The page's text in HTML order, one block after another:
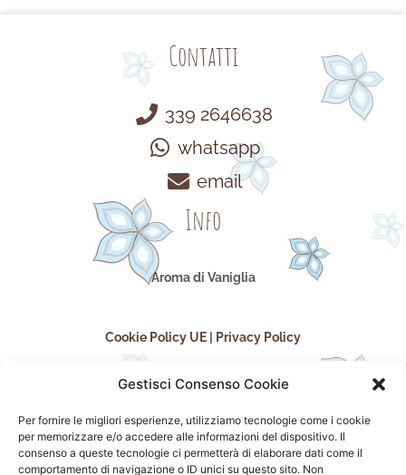
Gestisci Consenso Cookie
Per fornire le migliori esperienze, utilizziamo tecnologie come i cookie
per memorizzare e/o accedere alle informazioni del dispositivo. Il
consenso a queste tecnologie ci permetterà di elaborare dati come il
comportamento di navigazione o ID unici su questo sito. Non
Contatti
339 2646638
whatsapp
email
Info
Aroma di Vaniglia
Cookie Policy UE Privacy Policy